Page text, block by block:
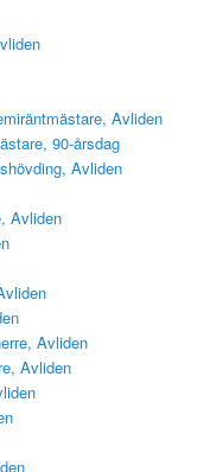
Avliden
90-årsdag
Avliden
Avliden
Avliden
Avliden